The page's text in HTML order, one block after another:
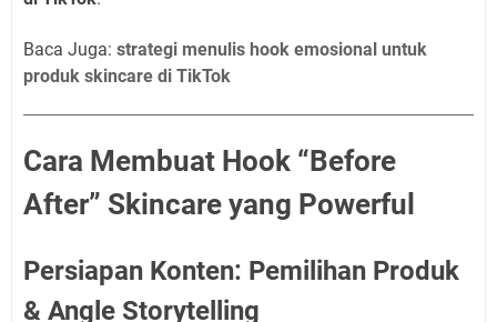
Baca Juga: strategi menulis hook emosional untuk
produk skincare di TikTok
Cara Membuat Hook “Before
After” Skincare yang Powerful
Persiapan Konten: Pemilihan Produk
& Angle Storytelling